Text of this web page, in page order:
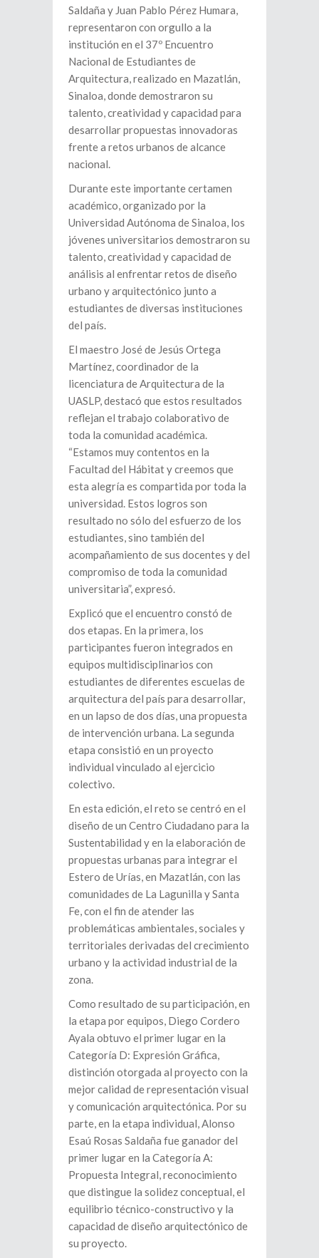
Saldaña y Juan Pablo Pérez Humara,
representaron con orgullo a la
institución en el 37º Encuentro
Nacional de Estudiantes de
Arquitectura, realizado en Mazatlán,
Sinaloa, donde demostraron su
talento, creatividad y capacidad para
desarrollar propuestas innovadoras
frente a retos urbanos de alcance
nacional.
Durante este importante certamen
académico, organizado por la
Universidad Autónoma de Sinaloa, los
jóvenes universitarios demostraron su
talento, creatividad y capacidad de
análisis al enfrentar retos de diseño
urbano y arquitectónico junto a
estudiantes de diversas instituciones
del país.
El maestro José de Jesús Ortega
Martínez, coordinador de la
licenciatura de Arquitectura de la
UASLP, destacó que estos resultados
reflejan el trabajo colaborativo de
toda la comunidad académica.
“Estamos muy contentos en la
Facultad del Hábitat y creemos que
esta alegría es compartida por toda la
universidad. Estos logros son
resultado no sólo del esfuerzo de los
estudiantes, sino también del
acompañamiento de sus docentes y del
compromiso de toda la comunidad
universitaria”, expresó.
Explicó que el encuentro constó de
dos etapas. En la primera, los
participantes fueron integrados en
equipos multidisciplinarios con
estudiantes de diferentes escuelas de
arquitectura del país para desarrollar,
en un lapso de dos días, una propuesta
de intervención urbana. La segunda
etapa consistió en un proyecto
individual vinculado al ejercicio
colectivo.
En esta edición, el reto se centró en el
diseño de un Centro Ciudadano para la
Sustentabilidad y en la elaboración de
propuestas urbanas para integrar el
Estero de Urías, en Mazatlán, con las
comunidades de La Lagunilla y Santa
Fe, con el fin de atender las
problemáticas ambientales, sociales y
territoriales derivadas del crecimiento
urbano y la actividad industrial de la
zona.
Como resultado de su participación, en
la etapa por equipos, Diego Cordero
Ayala obtuvo el primer lugar en la
Categoría D: Expresión Gráfica,
distinción otorgada al proyecto con la
mejor calidad de representación visual
y comunicación arquitectónica. Por su
parte, en la etapa individual, Alonso
Esaú Rosas Saldaña fue ganador del
primer lugar en la Categoría A:
Propuesta Integral, reconocimiento
que distingue la solidez conceptual, el
equilibrio técnico-constructivo y la
capacidad de diseño arquitectónico de
su proyecto.